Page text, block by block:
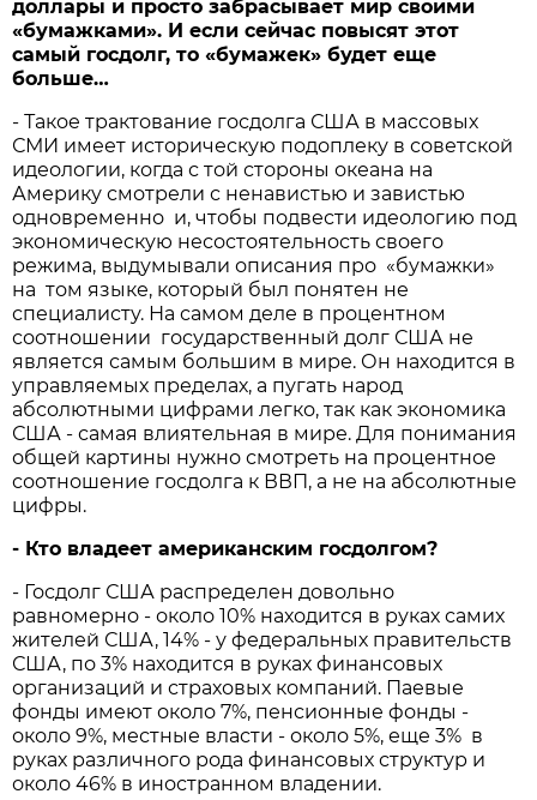
доллары и просто забрасывает мир своими
«бумажками». И если сейчас повысят этот
самый госдолг, то «бумажек» будет еще
больше…
- Такое трактование госдолга США в массовых
СМИ имеет историческую подоплеку в советской
идеологии, когда с той стороны океана на
Америку смотрели с ненавистью и завистью
одновременно и, чтобы подвести идеологию под
экономическую несостоятельность своего
режима, выдумывали описания про «бумажки»
на том языке, который был понятен не
специалисту. На самом деле в процентном
соотношении государственный долг США не
является самым большим в мире. Он находится в
управляемых пределах, а пугать народ
абсолютными цифрами легко, так как экономика
США - самая влиятельная в мире. Для понимания
общей картины нужно смотреть на процентное
соотношение госдолга к ВВП, а не на абсолютные
цифры.
- Кто владеет американским госдолгом?
- Госдолг США распределен довольно
равномерно - около 10% находится в руках самих
жителей США, 14% - у федеральных правительств
США, по 3% находится в руках финансовых
организаций и страховых компаний. Паевые
фонды имеют около 7%, пенсионные фонды -
около 9%, местные власти - около 5%, еще 3% в
руках различного рода финансовых структур и
около 46% в иностранном владении.